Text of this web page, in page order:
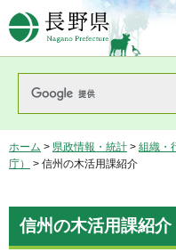
長野県
ホーム > 県政情報・統計 > 組織・
庁）
> 信州の木活用課紹介
信州の木活用課紹介